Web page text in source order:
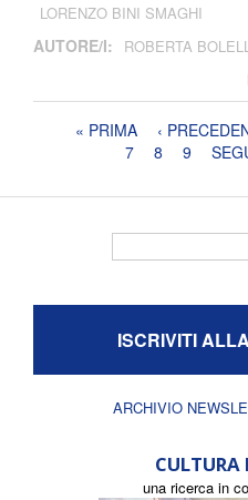
LORENZO BINI SMAGHI
AUTORE/I: ROBERTA
Pagine« PRIMA ‹
7
8 9
ISCRIVITI
ARCHIVIO
CULTURA
una ricerca in